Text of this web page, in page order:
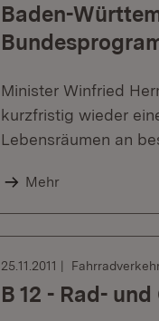
Baden-
Minister Winfried
kurzfristig wieder
Lebensräumen an
Mehr
25.11.2011
B 12 - Rad-